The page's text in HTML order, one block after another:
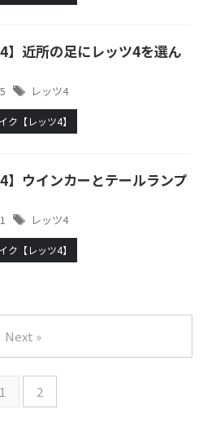
4】近所の足にレッツ4を選ん
レッツ4
ク【レッツ4】
4】ウインカーとテールランプ
レッツ4
ク【レッツ4】
1 2
Next »